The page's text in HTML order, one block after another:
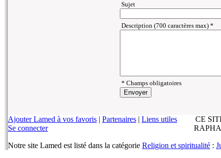
Sujet
Description (700 caractères max) *
* Champs obligatoires
Ajouter Lamed à vos favoris | Partenaires | Liens utiles
Se connecter
CE
Notre site Lamed est listé dans la catégorie Religion et spiritualité :